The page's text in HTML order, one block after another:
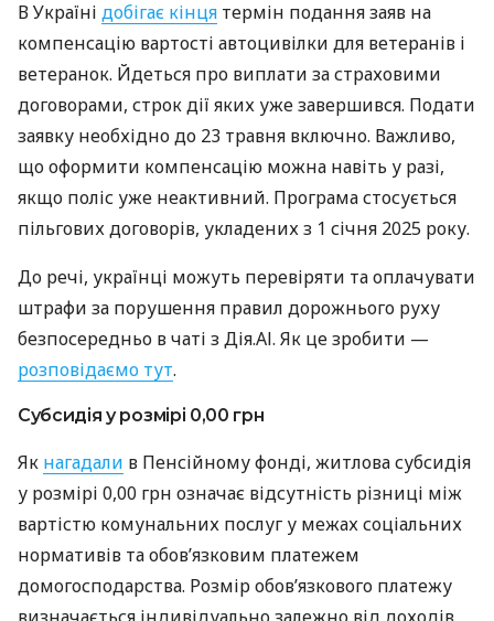
В Україні добігає кінця термін подання заяв на
компенсацію вартості автоцивілки для ветеранів і
ветеранок. Йдеться про виплати за страховими
договорами, строк дії яких уже завершився. Подати
заявку необхідно до 23 травня включно. Важливо,
що оформити компенсацію можна навіть у разі,
якщо поліс уже неактивний. Програма стосується
пільгових договорів, укладених з 1 січня 2025 року.
До речі, українці можуть перевіряти та оплачувати
штрафи за порушення правил дорожнього руху
безпосередньо в чаті з Дія.АІ. Як це зробити —
розповідаємо тут.
Субсидія у розмірі 0,00 грн
Як нагадали в Пенсійному фонді, житлова субсидія
у розмірі 0,00 грн означає відсутність різниці між
вартістю комунальних послуг у межах соціальних
нормативів та обов’язковим платежем
домогосподарства. Розмір обов’язкового платежу